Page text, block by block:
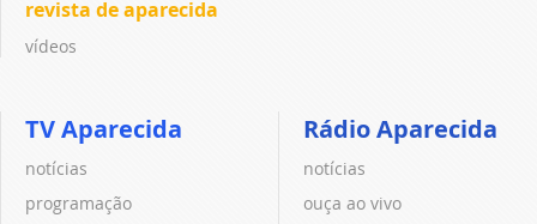
revista de aparecida
vídeos
TV Aparecida
notícias
programação
Rádio Aparecida
notícias
ouça ao vivo